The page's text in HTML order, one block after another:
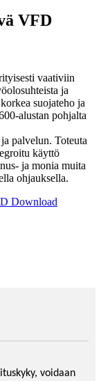
VFD
vaativiin
ja
suojateho ja
alustan pohjalta
palvelun. Toteuta
käyttö
ja monia muita
ohjauksella.
Download
voidaan